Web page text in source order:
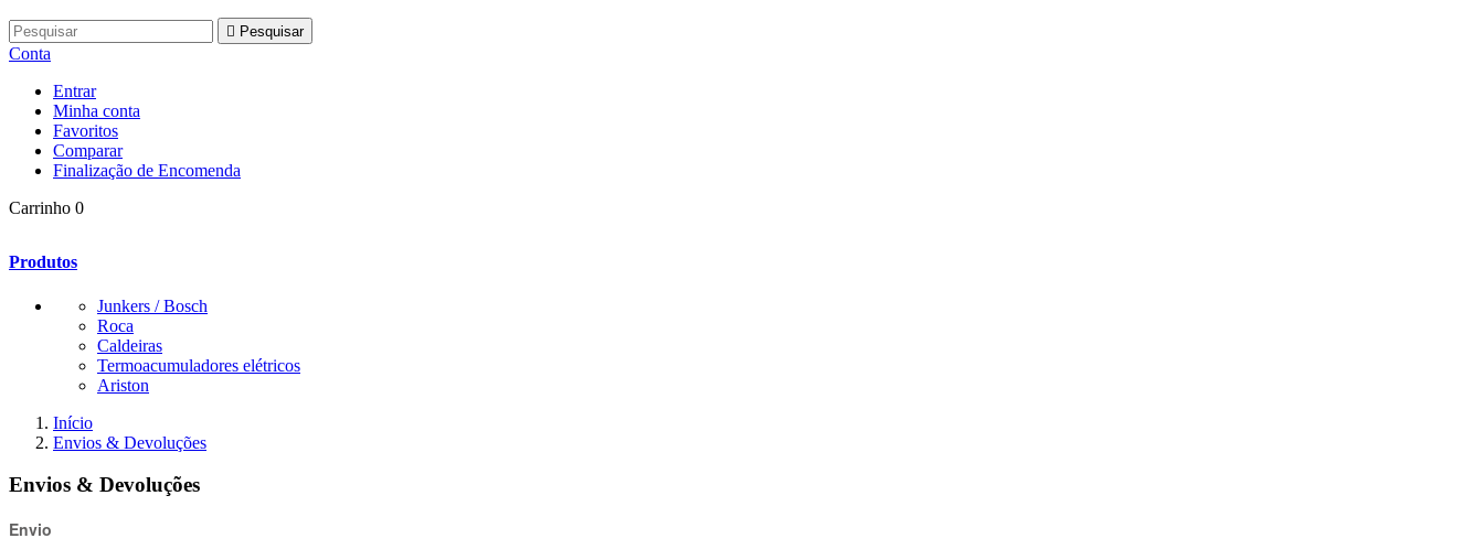
 Pesquisar
Conta
Entrar
Minha conta
Favoritos
Comparar
Finalização de Encomenda
Carrinho 0
Produtos
Junkers / Bosch
Roca
Caldeiras
Termoacumuladores elétricos
Ariston
Início
Envios & Devoluções
Envios & Devoluções
Envio